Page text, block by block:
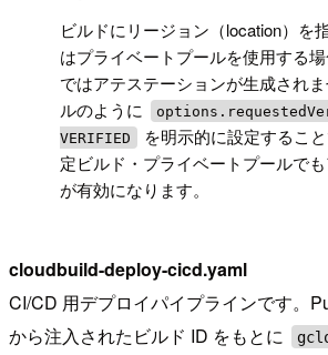
ビルドにリージョン（location）を
はプライベートプールを使用する
ではアテステーションが生成され
ルのように
VERIFIED
を明示的に設定するこ
定ビルド・プライベートプールで
が有効になります。
cloudbuild-deploy-cicd.yaml
CI/CD 用デプロイパイプラインです。
から注入されたビルド ID をもとに